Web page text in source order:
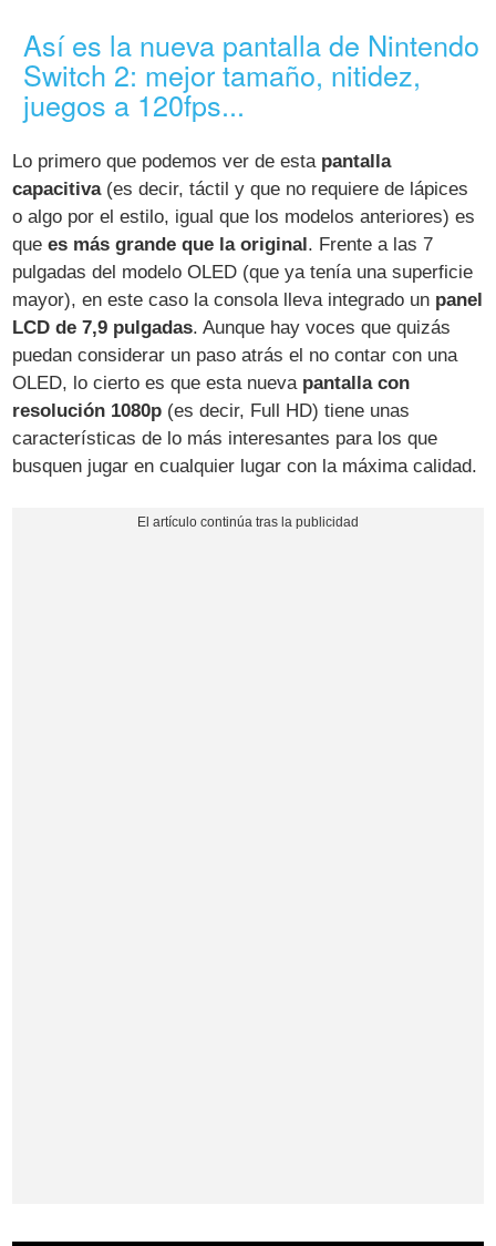
Así es la nueva pantalla de Nintendo
Switch 2: mejor tamaño, nitidez,
juegos a 120fps...
Lo primero que podemos ver de esta pantalla
capacitiva(es decir, táctil y que no requiere de lápices
o algo por el estilo, igual que los modelos anteriores) es
quees más grande que la original. Frente a las 7
pulgadas del modelo OLED (que ya tenía una superficie
mayor), en este caso la consola lleva integrado un panel
LCD de 7,9 pulgadas. Aunque hay voces que quizás
puedan considerar un paso atrás el no contar con una
OLED, lo cierto es que esta nueva pantalla con
resolución 1080p (es decir, Full HD) tiene unas
características de lo más interesantes para los que
busquen jugar en cualquier lugar con la máxima calidad.